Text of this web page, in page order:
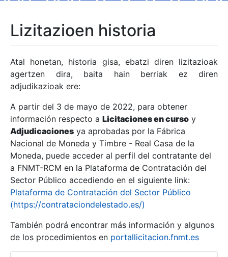
Erakutsi/Ezkutatu
Erakutsi/Ezkutatu
Erakutsi/Ezkutatu
Erakutsi/Ezkutatu
Lizitazioen historia
Atal honetan, historia gisa, ebatzi diren lizitazioak
agertzen dira, baita hain berriak ez diren
adjudikazioak ere:
A partir del 3 de mayo de 2022, para obtener
información respecto a Licitaciones en curso y
Adjudicaciones ya aprobadas por la Fábrica
Nacional de Moneda y Timbre - Real Casa de la
Moneda, puede acceder al perfil del contratante del
a FNMT-RCM en la Plataforma de Contratación del
Sector Público accediendo en el siguiente link:
Plataforma de Contratación del Sector Público
(https://contrataciondelestado.es/)
También podrá encontrar más información y algunos
de los procedimientos en portallicitacion.fnmt.es